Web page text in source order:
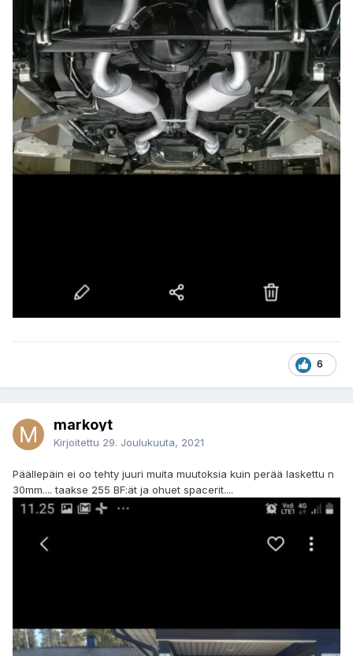
6
markoyt
Kirjoitettu 29. Joulukuuta, 2021
Päällepäin ei oo tehty juuri muita muutoksia kuin perää laskettu n
30mm.... taakse 255 BF:ät ja ohuet spacerit....